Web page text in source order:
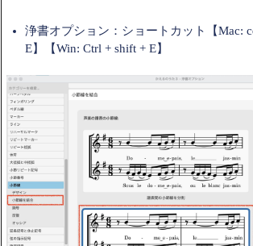
浄書オプション：ショートカット【Mac:
E】【Win: Ctrl + shift + E】